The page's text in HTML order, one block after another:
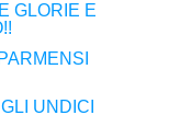
GLORIE E
UNDICI